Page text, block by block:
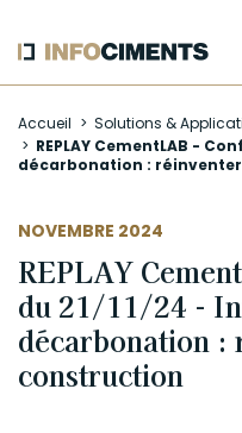
au
contenu
Accueil
Solutions &
REPLAY CementLAB -
décarbonation :
NOVEMBRE 2024
REPLAY
du 21/11/24 -
décarbonation :
construction